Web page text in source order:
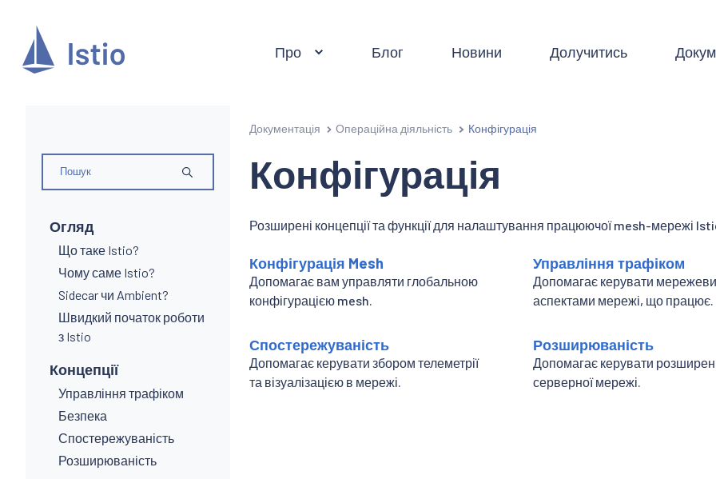
Про Блог Новини Долучитись
Огляд
Що таке Istio?
Чому саме Istio?
Sidecar чи Ambient?
Швидкий початок роботи
з Istio
Концепції
Управління трафіком
Безпека
Спостережуваність
Розширюваність
Документація Операційна діяльність Конфігурація
Конфігурація
Розширені концепції та функції для налаштування працюючої mesh-мережі
Конфігурація Mesh
Допомагає вам управляти глобальною
конфігурацією mesh.
Управління трафіком
Допомагає керувати
аспектами мережі, що працює.
Спостережуваність
Допомагає керувати збором телеметрії
та візуалізацією в мережі.
Розширюваність
Допомагає керувати
серверної мережі.